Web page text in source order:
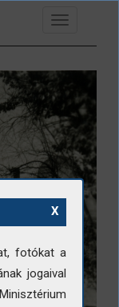
Toggle
navigation
X
fotókat a
jogaival